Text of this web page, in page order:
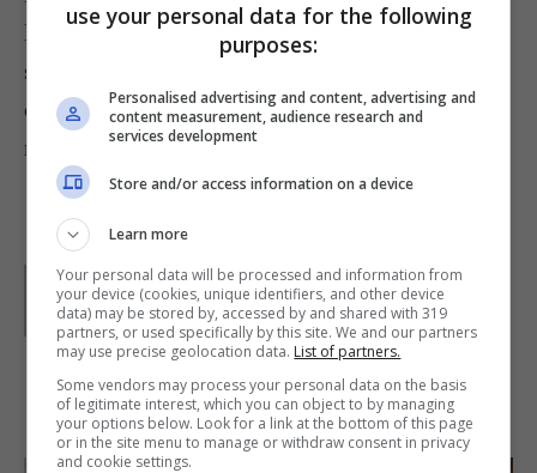
le tagliatelle e passatele in padella con il
sughetto. Trasferite nei piatti da portata e
cospargete con una macinata dipepee piccole
noci di burro.
Parole diDeborah Di Lucia
IN PRIMO PIANO
use your personal data for the following
purposes:
Personalised advertising and content, advertising and
content measurement, audience research and
services development
Store and/or access information on a device
Learn more
Your personal data will be processed and information from
your device (cookies, unique identifiers, and other device
data) may be stored by, accessed by and shared with 319
partners, or used specifically by this site. We and our partners
may use precise geolocation data. List of partners.
Some vendors may process your personal data on the basis
of legitimate interest, which you can object to by managing
your options below. Look for a link at the bottom of this page
or in the site menu to manage or withdraw consent in privacy
and cookie settings.